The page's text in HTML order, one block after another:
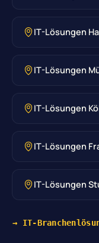
IT-Lösungen
IT-Lösungen
IT-Lösungen
IT-Lösungen
IT-Lösungen
→ IT-